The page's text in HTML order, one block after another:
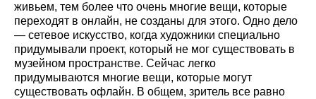
живьем, тем более что очень многие вещи, которые
переходят в онлайн, не созданы для этого. Одно дело
— сетевое искусство, когда художники специально
придумывали проект, который не мог существовать в
музейном пространстве. Сейчас легко
придумываются многие вещи, которые могут
существовать офлайн. В общем, зритель все равно